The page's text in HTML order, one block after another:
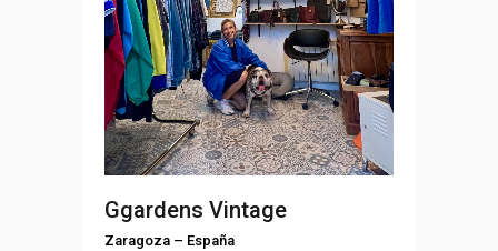
Ggardens Vintage
Zaragoza – España